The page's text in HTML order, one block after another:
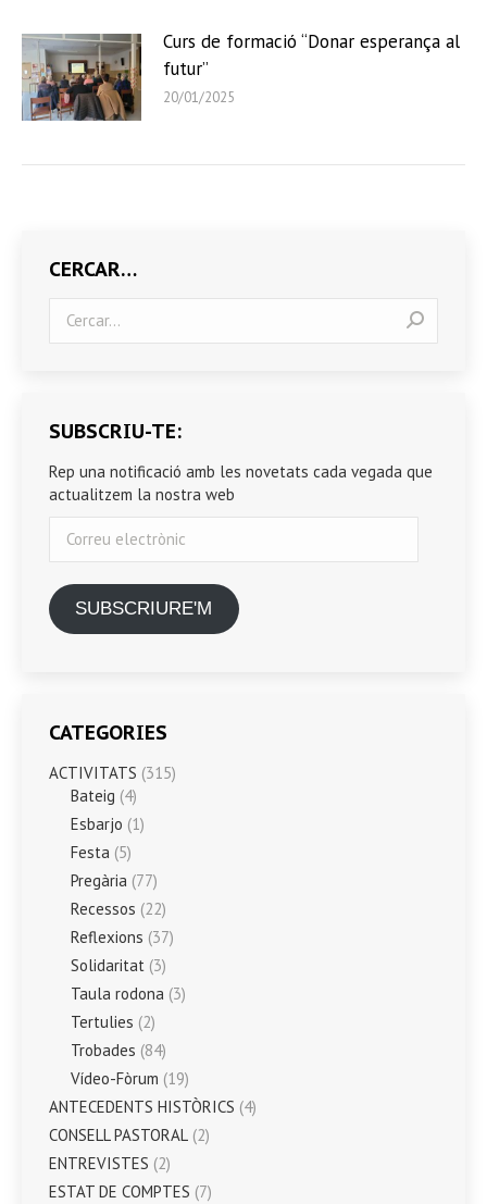
Curs de formació “Donar esperança al
futur”
20/01/2025
CERCAR…
SUBSCRIU-TE:
Rep una notificació amb les novetats cada vegada que
actualitzem la nostra web
electrònic
SUBSCRIURE'M
CATEGORIES
ACTIVITATS (315)
Bateig (4)
Esbarjo (1)
Festa (5)
Pregària (77)
Recessos (22)
Reflexions (37)
Solidaritat (3)
Taula rodona (3)
Tertulies (2)
Trobades (84)
Vídeo-Fòrum (19)
ANTECEDENTS HISTÒRICS (4)
CONSELL PASTORAL (2)
ENTREVISTES (2)
ESTAT DE COMPTES (7)